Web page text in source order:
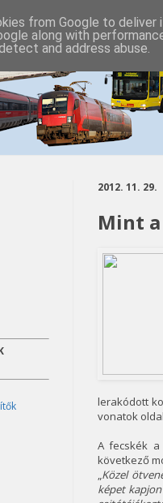
2012. 11. 29.
Mint
lerakódott
vonatok
A fecskék a
következő
„Közel
képet
from Google to deliver
along with
and address abuse.